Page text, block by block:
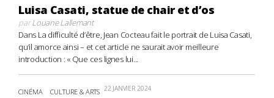
Luisa Casati, statue de chair et d’os
parLouane Lallemant
Dans La difficulté d’être, Jean Cocteau fait le portrait de Luisa Casati,
qu’il amorce ainsi – et cet article ne saurait avoir meilleure
introduction : « Que ces lignes lui...
CINÉMA CULTURE & ARTS 22 JANVIER 2024